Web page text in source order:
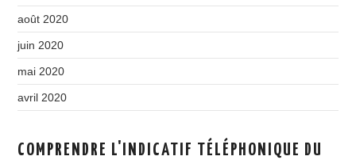
août 2020
juin 2020
mai 2020
avril 2020
COMPRENDRE L'INDICATIF TÉLÉPHONIQUE DU